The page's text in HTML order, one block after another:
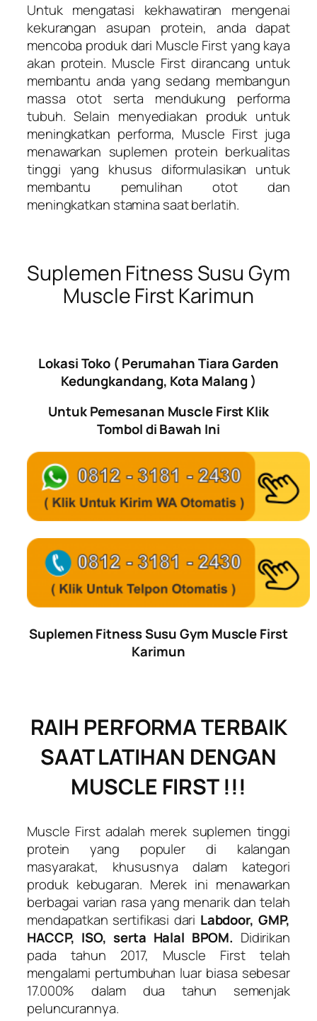
Untuk mengatasi kekhawatiran mengenai
kekurangan asupan protein, anda dapat
mencoba produk dari Muscle First yang kaya
akan protein. Muscle First dirancang untuk
membantu anda yang sedang membangun
massa otot serta mendukung performa
tubuh. Selain menyediakan produk untuk
meningkatkan performa, Muscle First juga
menawarkan suplemen protein berkualitas
tinggi yang khusus diformulasikan untuk
membantu pemulihan otot dan
meningkatkan stamina saat berlatih.
Suplemen Fitness Susu Gym
Muscle First Karimun
Lokasi Toko ( Perumahan Tiara Garden
Kedungkandang, Kota Malang )
Untuk Pemesanan Muscle First Klik
Tombol di Bawah Ini
Suplemen Fitness Susu Gym Muscle First
Karimun
RAIH PERFORMA TERBAIK
SAAT LATIHAN DENGAN
MUSCLE FIRST !!!
Muscle First adalah merek suplemen tinggi
protein yang populer di kalangan
masyarakat, khususnya dalam kategori
produk kebugaran. Merek ini menawarkan
berbagai varian rasa yang menarik dan telah
mendapatkan sertifikasi dari Labdoor, GMP,
HACCP, ISO, serta Halal BPOM. Didirikan
pada tahun 2017, Muscle First telah
mengalami pertumbuhan luar biasa sebesar
17.000% dalam dua tahun semenjak
peluncurannya.